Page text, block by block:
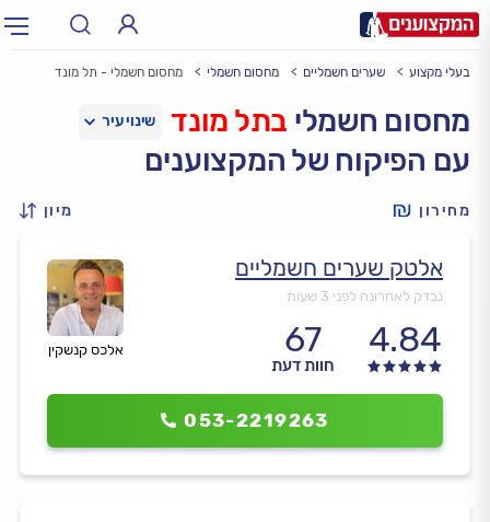
עירעיר: תל אביב, חיפה…
בעלי מקצוע שערים חשמליים מחסום חשמלי מחסום חשמלי - תל מונד
מחסום חשמלי בתל מונד
עם הפיקוח של המקצוענים
מחירון מיון
אלכס קנשקין
אלטק שערים חשמליים
נבדק לאחרונה לפני 3 שעות
4.84
67
חוות דעת
053-2219263